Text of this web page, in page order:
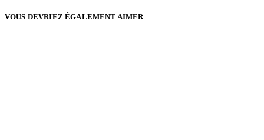
VOUS DEVRIEZ ÉGALEMENT AIMER